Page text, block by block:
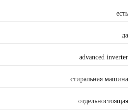
есть
да
advanced inverter
стиральная машина
отдельностоящая